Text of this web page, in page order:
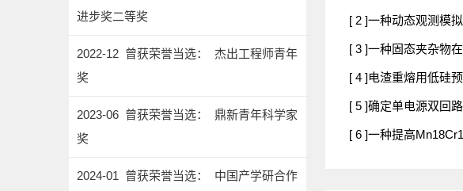
进步奖二等奖
2022-12 曾获荣誉当选： 杰出工程师青年
奖
2023-06 曾获荣誉当选： 鼎新青年科学家
奖
2024-01 曾获荣誉当选： 中国产学研合作
[ 2 ]一种动态观测模
[ 3 ]一种固态夹杂物
[ 4 ]电渣重熔用低硅
[ 5 ]确定单电源双回
[ 6 ]一种提高